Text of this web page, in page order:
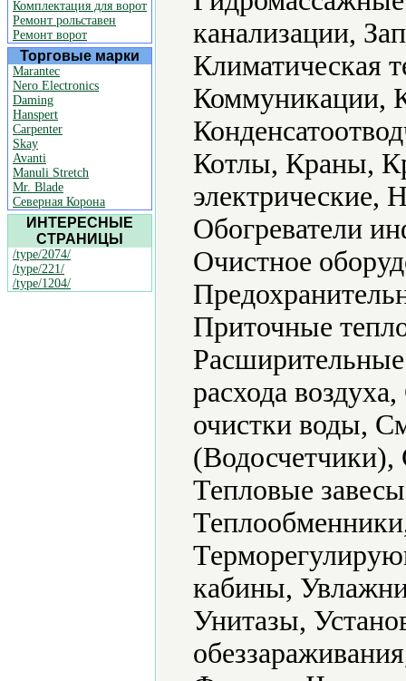
Комплектация для ворот
Ремонт рольставен
Ремонт ворот
Торговые марки
Marantec
Nero Electronics
Daming
Hanspert
Carpenter
Skay
Avanti
Manuli Stretch
Mr. Blade
Северная Корона
ИНТЕРЕСНЫЕ
СТРАНИЦЫ
/type/2074/
/type/221/
/type/1204/
канализации,
Климатическая
Коммуникации,
Котлы, Краны,
электрические,
Обогреватели
Очистное
Приточные
расхода
очистки воды,
(Водосчетчики),
Тепловые
кабины,
Унитазы,